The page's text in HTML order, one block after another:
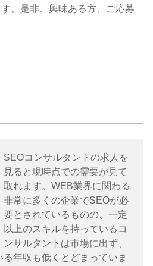
。是非、興味ある方、ご応募
SEOコンサルタントの求人を
見ると現時点での需要が見て
取れます。WEB業界に関わる
非常に多くの企業でSEOが必
要とされているものの、一定
以上のスキルを持っているコ
ンサルタントは市場に出ず、
年収も低くとどまっていま